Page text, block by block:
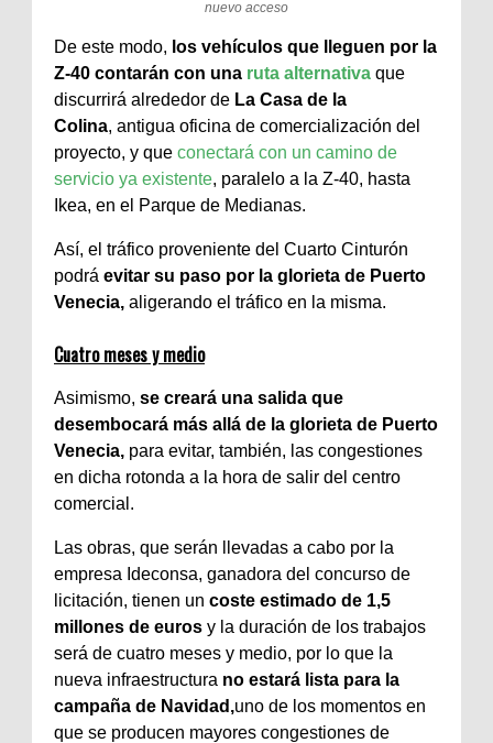
nuevo acceso
De este modo, los vehículos que lleguen por la
Z-40 contarán con una ruta alternativa que
discurrirá alrededor de La Casa de la
Colina, antigua oficina de comercialización del
proyecto, y que conectará con un camino de
servicio ya existente, paralelo a la Z-40, hasta
Ikea, en el Parque de Medianas.
Así, el tráfico proveniente del Cuarto Cinturón
podrá evitar su paso por la glorieta de Puerto
Venecia, aligerando el tráfico en la misma.
Cuatro meses y medio
Asimismo, se creará una salida que
desembocará más allá de la glorieta de Puerto
Venecia, para evitar, también, las congestiones
en dicha rotonda a la hora de salir del centro
comercial.
Las obras, que serán llevadas a cabo por la
empresa Ideconsa, ganadora del concurso de
licitación, tienen un coste estimado de 1,5
millones de euros y la duración de los trabajos
será de cuatro meses y medio, por lo que la
nueva infraestructura no estará lista para la
campaña de Navidad,uno de los momentos en
que se producen mayores congestiones de